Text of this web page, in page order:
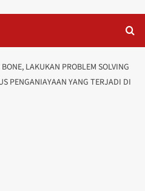
LAKUKAN PROBLEM SOLVING
PENGANIAYAAN YANG TERJADI DI